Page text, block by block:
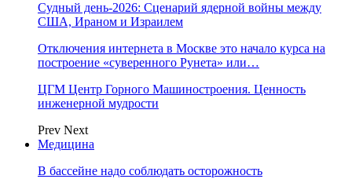
Судный день-2026: Сценарий ядерной войны между
США, Ираном и Израилем
Отключения интернета в Москве это начало курса на
построение «суверенного Рунета» или…
ЦГМ Центр Горного Машиностроения. Ценность
инженерной мудрости
Prev Next
Медицина
В бассейне надо соблюдать осторожность